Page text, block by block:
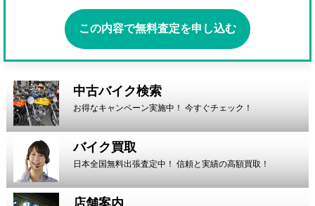
この内容で無料査定を申し込む
中古バイク検索
お得なキャンペーン実施中！ 今すぐチェック！
バイク買取
日本全国無料出張査定中！ 信頼と実績の高額買取！
店舗案内